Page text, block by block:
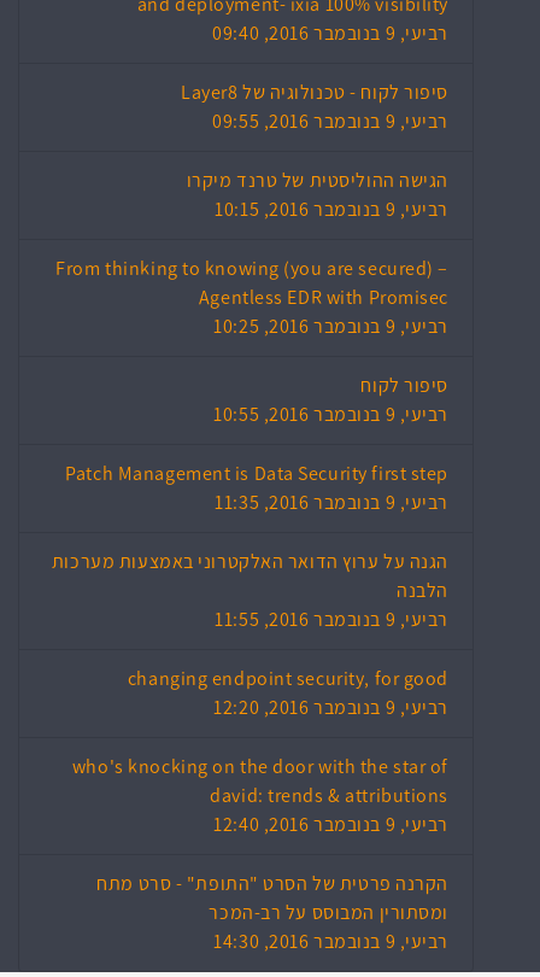
רביעי, 9 בנובמבר 2016, 09:40
סיפור לקוח - טכנולוגיה של Layer8
רביעי, 9 בנובמבר 2016, 09:55
הגישה ההוליסטית של טרנד מיקרו
רביעי, 9 בנובמבר 2016, 10:15
From thinking to knowing (you are secured) –
Agentless EDR with Promisec
רביעי, 9 בנובמבר 2016, 10:25
סיפור לקוח
רביעי, 9 בנובמבר 2016, 10:55
Patch Management is Data Security first step
רביעי, 9 בנובמבר 2016, 11:35
הגנה על ערוץ הדואר האלקטרוני באמצעות מערכות
הלבנה
רביעי, 9 בנובמבר 2016, 11:55
changing endpoint security, for good
רביעי, 9 בנובמבר 2016, 12:20
who's knocking on the door with the star of
david: trends & attributions
רביעי, 9 בנובמבר 2016, 12:40
הקרנה פרטית של הסרט "התופת" - סרט מתח
ומסתורין המבוסס על רב-המכר
רביעי, 9 בנובמבר 2016, 14:30